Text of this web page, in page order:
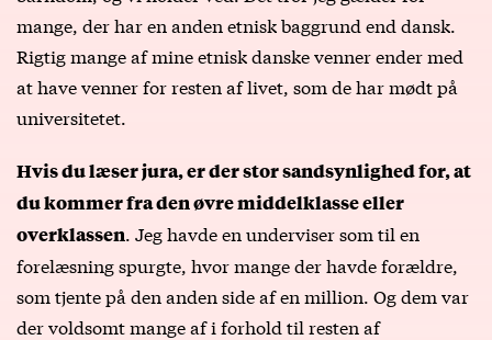
mange, der har en anden etnisk baggrund end dansk.
Rigtig mange af mine etnisk danske venner ender med
at have venner for resten af livet, som de har mødt på
universitetet.
Hvis du læser jura, er der stor sandsynlighed for, at
du kommer fra den øvre middelklasse eller
overklassen. Jeg havde en underviser som til en
forelæsning spurgte, hvor mange der havde forældre,
som tjente på den anden side af en million. Og dem var
der voldsomt mange af i forhold til resten af